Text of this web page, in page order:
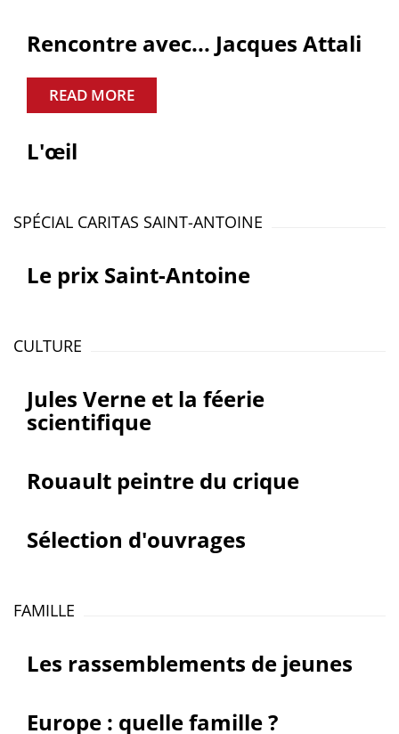
Rencontre avec... Jacques Attali
READ MORE
L'œil
SPÉCIAL CARITAS SAINT-ANTOINE
Le prix Saint-Antoine
CULTURE
Jules Verne et la féerie
scientifique
Rouault peintre du crique
Sélection d'ouvrages
FAMILLE
Les rassemblements de jeunes
Europe : quelle famille ?